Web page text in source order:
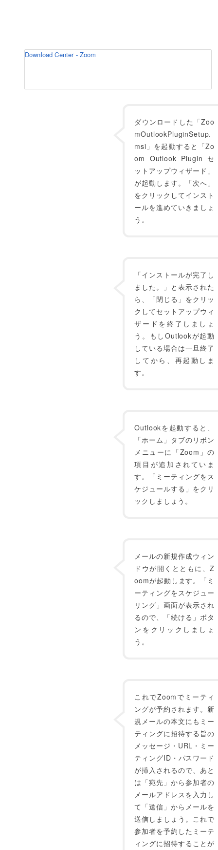
Download Center - Zoom
ダウンロードした「Zoo
mOutlookPluginSetup.
msi」を起動すると「Zo
om Outlook Plugin セ
ットアップウィザード」
が起動します。「次へ」
をクリックしてインスト
ールを進めていきましょ
う。
「インストールが完了し
ました。」と表示された
ら、「閉じる」をクリッ
クしてセットアップウィ
ザードを終了しましょ
う。もしOutlookが起動
している場合は一旦終了
してから、再起動しま
す。
Outlookを起動すると、
「ホーム」タブのリボン
メニューに「Zoom」の
項目が追加されていま
す。「ミーティングをス
ケジュールする」をクリ
ックしましょう。
メールの新規作成ウィン
ドウが開くとともに、Z
oomが起動します。「ミ
ーティングをスケジュー
リング」画面が表示され
るので、「続ける」ボタ
ンをクリックしましょ
う。
これでZoomでミーティ
ングが予約されます。新
規メールの本文にもミー
ティングに招待する旨の
メッセージ・URL・ミー
ティングID・パスワード
が挿入されるので、あと
は「宛先」から参加者の
メールアドレスを入力し
て「送信」からメールを
送信しましょう。これで
参加者を予約したミーテ
ィングに招待することが